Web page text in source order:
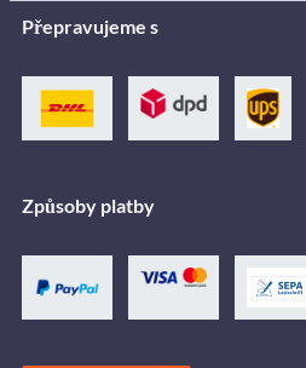
Přepravujeme s
Způsoby platby